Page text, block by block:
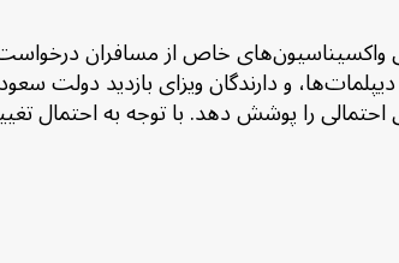
سعودی در زمینه کووید-19، ممکن است گواهی
و دارندگان ویزای بازدید دولت
احتمالی را پوشش دهد. با توجه به احتمال